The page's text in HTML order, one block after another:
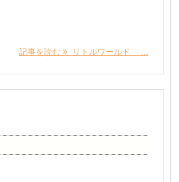
記事を読む リトルワールド ...